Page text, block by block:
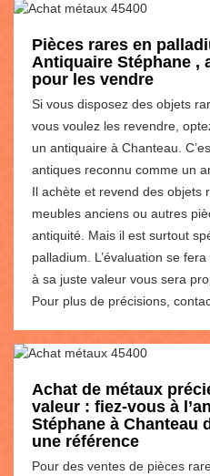
Pièces rares en
Antiquaire Stéphane ,
pour les vendre
Si vous disposez des objets
vous voulez les revendre,
un antiquaire à Chanteau.
antiques reconnu comme un
Il achète et revend des objets
meubles anciens ou autres
antiquité. Mais il est surtout
palladium. L’évaluation se
à sa juste valeur vous sera
Pour plus de précisions,
Achat de métaux
valeur : fiez-vous à
Stéphane à Chanteau
une référence
Pour des ventes de pièces